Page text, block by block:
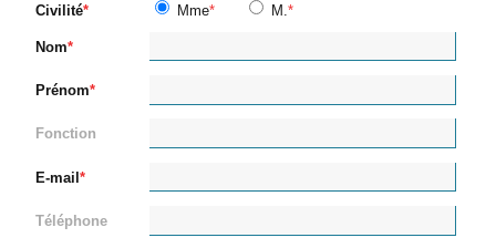
Civilité Mme M.
Nom
Prénom
Fonction
E-mail
Téléphone